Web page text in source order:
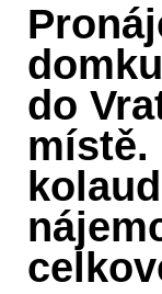
do
místě.